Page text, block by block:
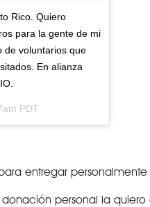
Rico. Quiero
para la gente de mi
de voluntarios que
En alianza
PDT
entregar
personal la